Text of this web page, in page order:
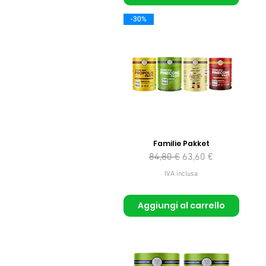
-30%
Familie Pakket
Prezzo regolare
84,80 € Prezzo scontato
63,60 €
IVA inclusa
Aggiungi al carrello